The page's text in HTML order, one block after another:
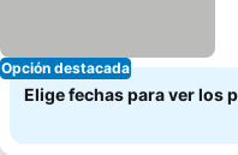
Opción destacada
Elige fechas para ver los